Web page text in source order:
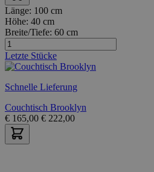
Länge: 100 cm
Höhe: 40 cm
Breite/Tiefe: 60 cm
Letzte Stücke
Schnelle Lieferung
Couchtisch Brooklyn
€ 165,00 € 222,00